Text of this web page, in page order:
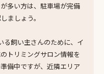
多い方は、駐車場が完備
ましょう。
る飼い主さんのために、イ
トリミングサロン情報を
備中ですが、近隣エリア